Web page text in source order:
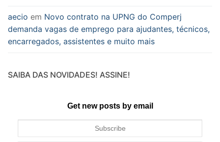
aecio em Novo contrato na UPNG do Comperj
demanda vagas de emprego para ajudantes, técnicos,
encarregados, assistentes e muito mais
SAIBA DAS NOVIDADES! ASSINE!
Get new posts by email